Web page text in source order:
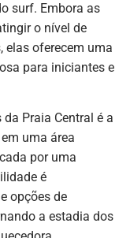
surf. Embora as
o nível de
elas oferecem uma
para iniciantes e
Praia Central é a
uma área
por uma
é
opções de
a estadia dos